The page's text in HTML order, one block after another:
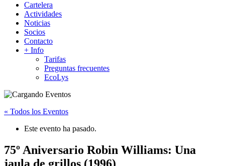
Cartelera
Actividades
Noticias
Socios
Contacto
+ Info
Tarifas
Preguntas frecuentes
EcoLys
« Todos los Eventos
Este evento ha pasado.
75º Aniversario Robin Williams: Una